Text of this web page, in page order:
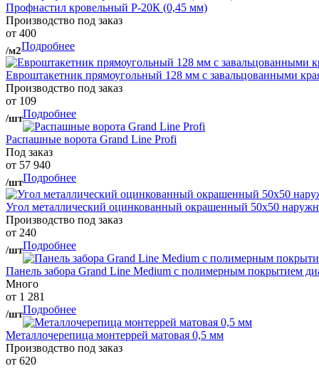
Профнастил кровельный Р-20К (0,45 мм)
Производство под заказ
от 400
/м2Подробнее
Евроштакетник прямоугольный 128 мм с завальцованными
Производство под заказ
от 109
/штПодробнее
Распашные ворота Grand Line Profi
Под заказ
от 57 940
/штПодробнее
Угол металлический оцинкованный окрашенный 50х50
Производство под заказ
от 240
/штПодробнее
Панель забора Grand Line Medium с полимерным покрытием
Много
от 1 281
/штПодробнее
Металлочерепица монтеррей матовая 0,5 мм
Производство под заказ
от 620